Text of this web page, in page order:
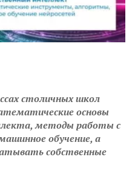
столичных школ
основы
методы работы с
обучение, а
собственные